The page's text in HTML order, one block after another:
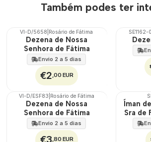
Também podes ter
🇵🇹
100%
VI-D/5658 Rosário de Fátima
Dezena de Nossa
Senhora de Fátima
Envio 2 a 5 dias
€2,00 EUR
SE1162-
🇵🇹
100%
VI-D/ESF83 Rosário de Fátima
Dezena de Nossa
Senhora de Fátima
Envio 2 a 5 dias
€3,80 EUR
Íman
Sra de